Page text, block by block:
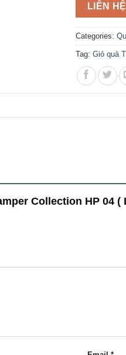
LIÊN HỆ
Categories:
Tag: Giỏ quà
Collection HP 04 (